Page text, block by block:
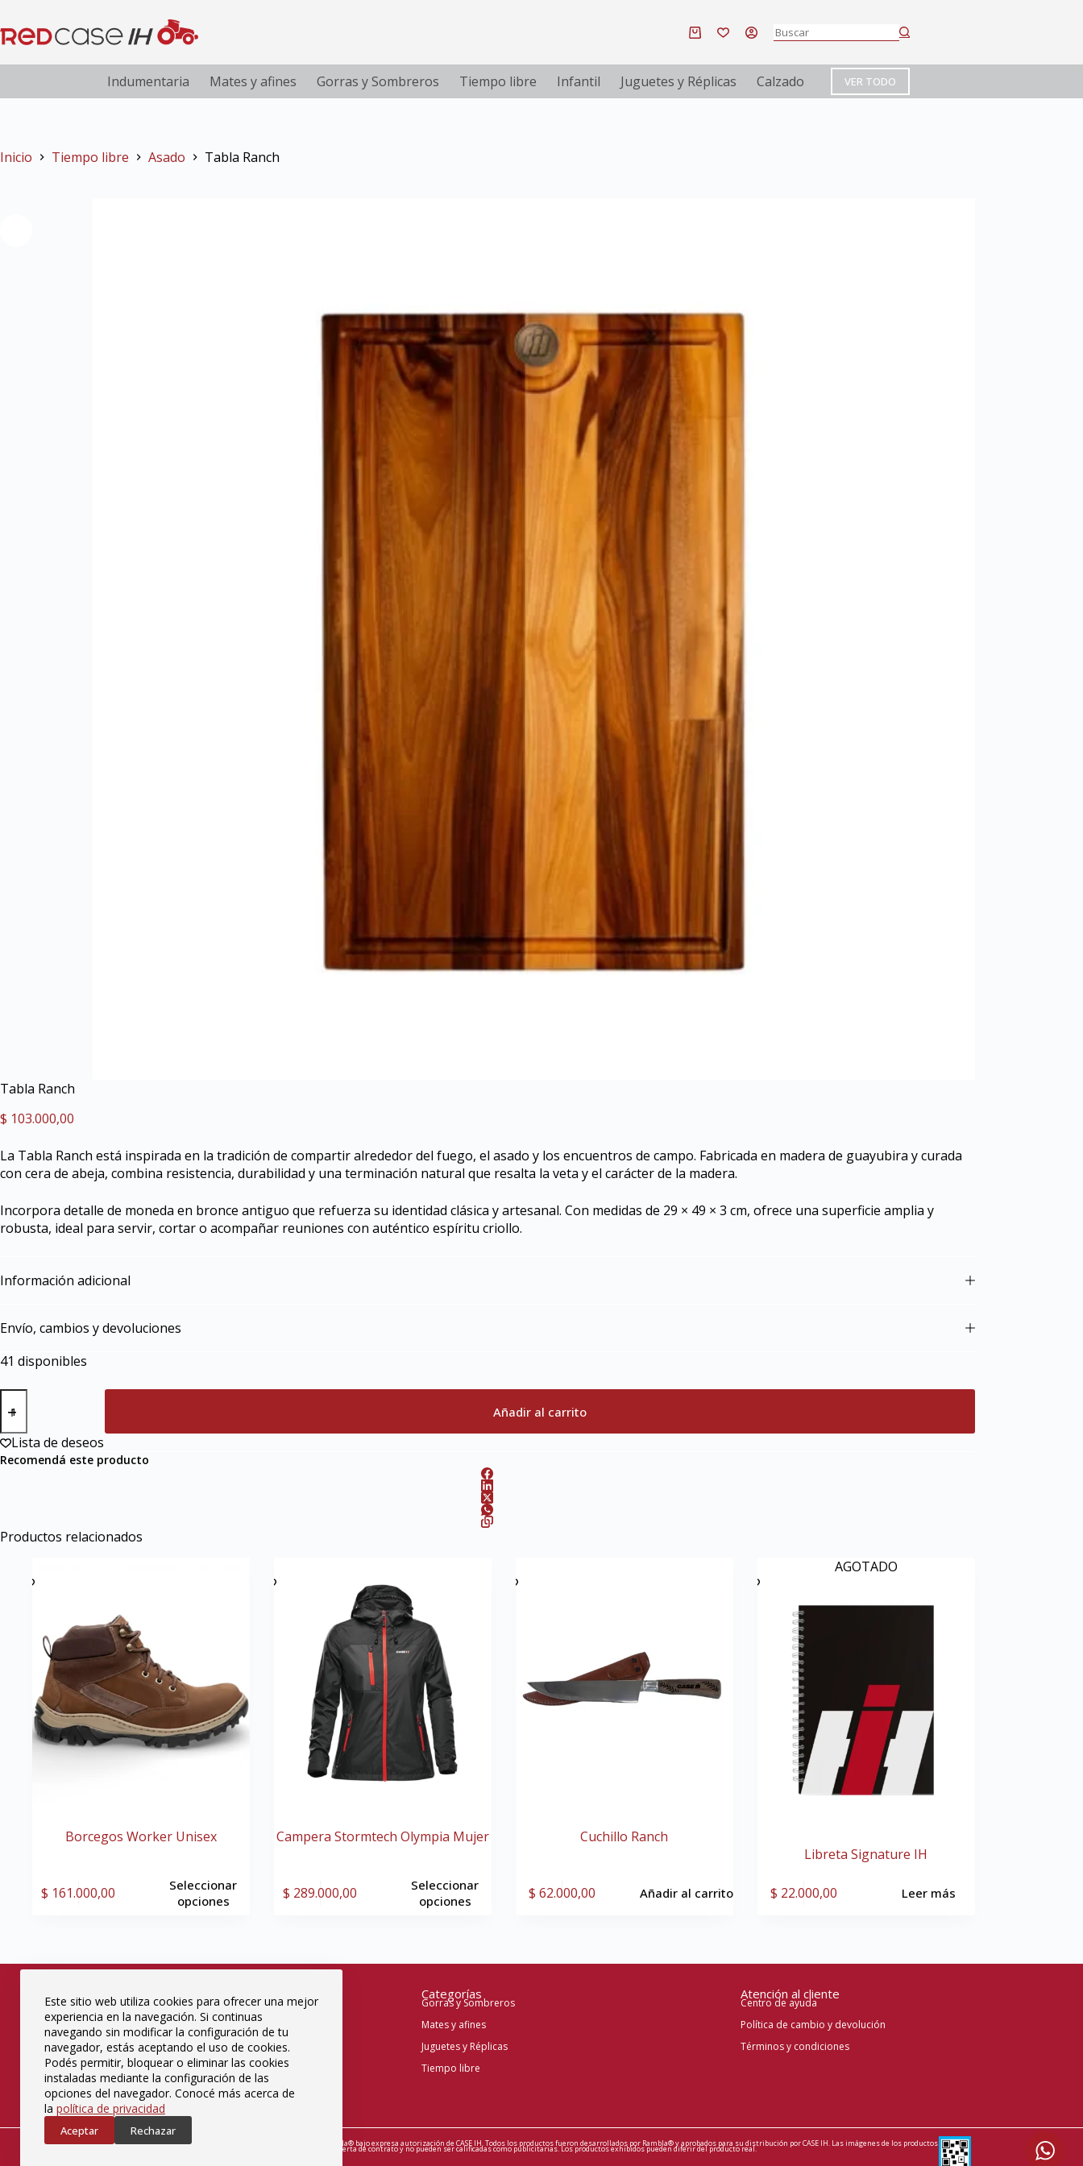
Este sitio web utiliza cookies para ofrecer una mejor
experiencia en la navegación. Si continuas
navegando sin modificar la configuración de tu
navegador, estás aceptando el uso de cookies.
Podés permitir, bloquear o eliminar las cookies
instaladas mediante la configuración de las
opciones del navegador. Conocé más acerca de
la política de privacidad
Aceptar Rechazar
Indumentaria Mates y afines Gorras y Sombreros Tiempo libre Infantil Juguetes y Réplicas Calzado VER TODO
Inicio Tiempo libre Asado Tabla Ranch
Tabla Ranch
$ 103.000,00
La Tabla Ranch está inspirada en la tradición de compartir alrededor del fuego, el asado y los encuentros de campo. Fabricada en madera de guayubira y curada
con cera de abeja, combina resistencia, durabilidad y una terminación natural que resalta la veta y el carácter de la madera.
Incorpora detalle de moneda en bronce antiguo que refuerza su identidad clásica y artesanal. Con medidas de 29 × 49 × 3 cm, ofrece una superficie amplia y
robusta, ideal para servir, cortar o acompañar reuniones con auténtico espíritu criollo.
Información adicional
Envío, cambios y devoluciones
41 disponibles
Añadir al carrito
Lista de deseos
Recomendá este producto
Productos relacionados
Borcegos Worker Unisex
$ 161.000,00
Seleccionar
opciones
Campera Stormtech Olympia Mujer
$ 289.000,00
Seleccionar
opciones
Cuchillo Ranch
$ 62.000,00 Añadir al carrito
AGOTADO
Libreta Signature IH
$ 22.000,00 Leer más
Categorías
Gorras y Sombreros
Mates y afines
Juguetes y Réplicas
Tiempo libre
Atención al cliente
Centro de ayuda
Política de cambio y devolución
Términos y condiciones
© 2026 – CASE IH. Todos los derechos reservados. Este sitio web es administrado por Rambla® bajo expresa autorización de CASE IH. Todos los productos fueron desarrollados por Rambla® y aprobados para su distribución por CASE IH. Las imágenes de los productos
son meramente ilustrativas por lo que, en consecuencia, no constituyen ni integran la oferta de contrato y no pueden ser calificadas como publicitarias. Los productos exhibidos pueden diferir del producto real.